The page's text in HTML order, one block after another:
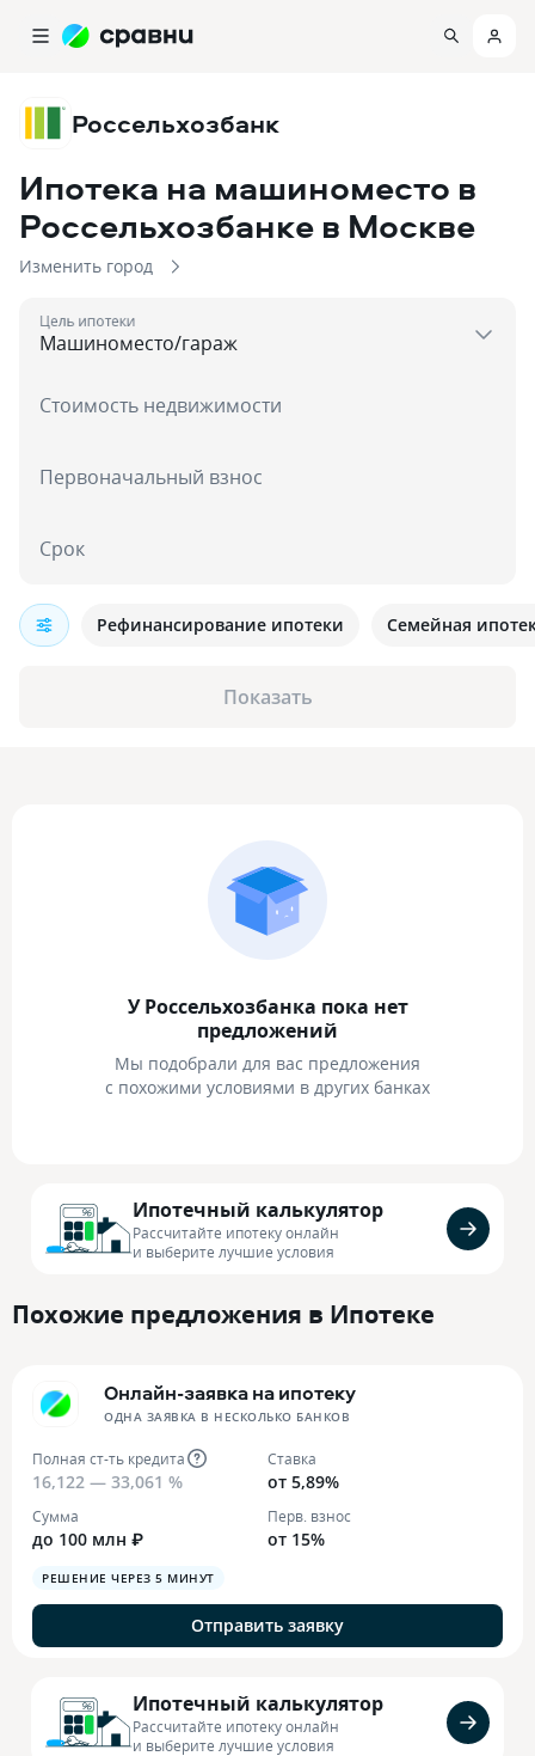
Россельхозбанк
Ипотека на машиноместо в
Россельхозбанке в Москве
Изменить город
Цель ипотеки
Стоимость недвижимости
Первоначальный взнос
Срок
Показать
Рефинансирование ипотеки Семейная
У Россельхозбанка пока нет
предложений
Мы подобрали для вас предложения
с похожими условиями в других банках
Ипотечный калькулятор
Рассчитайте ипотеку онлайн
и выберите лучшие условия
Похожие предложения в Ипотеке
Онлайн-заявка на ипотеку
ОДНА ЗАЯВКА В НЕСКОЛЬКО БАНКОВ
Полная ст-ть кредита
16,122 — 33,061 %
Ставка
от 5,89%
Сумма
до 100 млн ₽
Перв. взнос
от 15%
РЕШЕНИЕ ЧЕРЕЗ 5 МИНУТ
Отправить заявку
Ипотечный калькулятор
Рассчитайте ипотеку онлайн
и выберите лучшие условия